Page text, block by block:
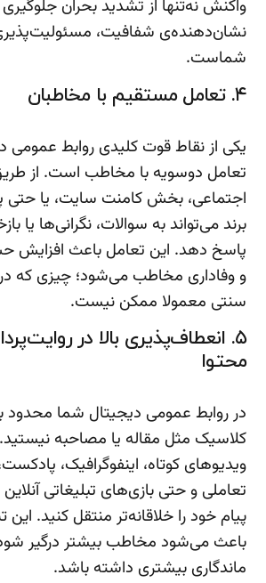
واکنش نه‌تنها از تشدید بحران
نشان‌دهنده‌ی شفافیت،
شماست.
۴. تعامل مستقیم با مخاطبان
یکی از نقاط قوت کلیدی روابط عمومی
تعامل دوسویه با مخاطب است. از
اجتماعی، بخش کامنت سایت، یا حتی
برند می‌تواند به سوالات، نگرانی‌ها یا
پاسخ دهد. این تعامل باعث افزایش
و وفاداری مخاطب می‌شود؛ چیزی که
سنتی معمولا ممکن نیست.
۵. انعطاف‌پذیری بالا در
محتوا
در روابط عمومی دیجیتال شما
کلاسیک مثل مقاله یا مصاحبه نیستید.
ویدیوهای کوتاه، اینفوگرافیک،
تعاملی و حتی بازی‌های تبلیغاتی
پیام خود را خلاقانه‌تر منتقل کنید.
باعث می‌شود مخاطب بیشتر درگیر
ماندگاری بیشتری داشته باشد.